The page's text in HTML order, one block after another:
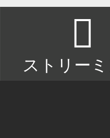
ストリー